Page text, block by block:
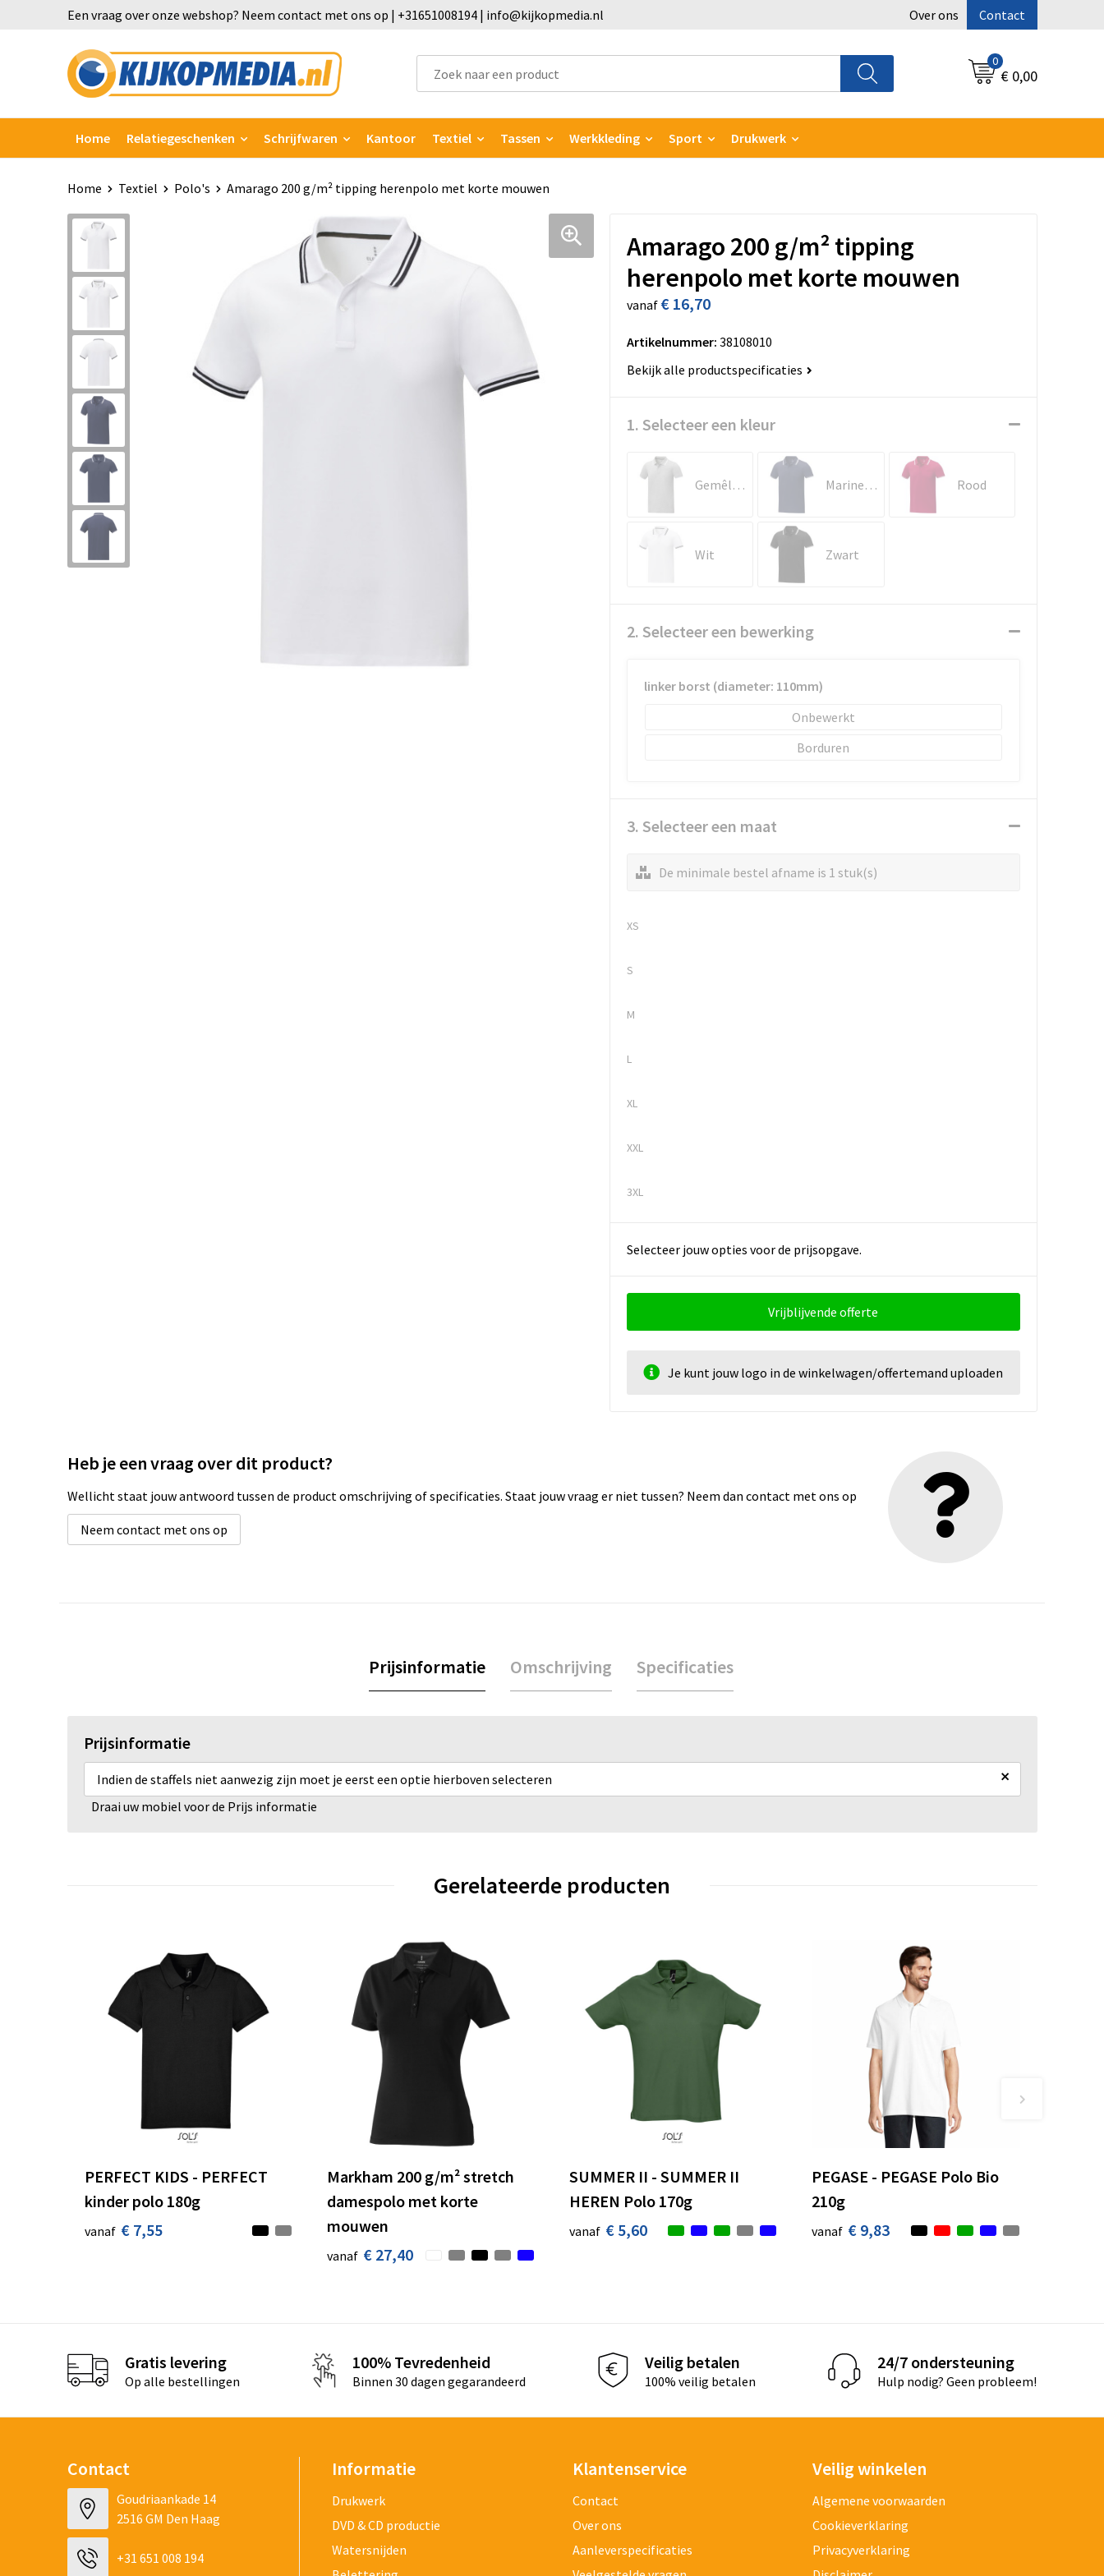
Een vraag over onze webshop? Neem contact met ons op | +31651008194 | info@kijkopmedia.nl Over ons Contact
0
€ 0,00
Home Relatiegeschenken Schrijfwaren Kantoor Textiel Tassen Werkkleding Sport Drukwerk
Home Textiel Polo's Amarago 200 g/m² tipping herenpolo met korte mouwen
Amarago 200 g/m² tipping
herenpolo met korte mouwen
vanaf € 16,70
Artikelnummer: 38108010
Bekijk alle productspecificaties
1. Selecteer een kleur
Gemêleerd grijs Marineblauw Rood
Wit Zwart
2. Selecteer een bewerking
linker borst (diameter: 110mm)
Onbewerkt
Borduren
3. Selecteer een maat
De minimale bestel afname is 1 stuk(s)
XS
S
M
L
XL
XXL
3XL
Selecteer jouw opties voor de prijsopgave.
Vrijblijvende offerte
Je kunt jouw logo in de winkelwagen/offertemand uploaden
Heb je een vraag over dit product?
Wellicht staat jouw antwoord tussen de product omschrijving of specificaties. Staat jouw vraag er niet tussen? Neem dan contact met ons op
Neem contact met ons op
Prijsinformatie Omschrijving Specificaties
Prijsinformatie
Indien de staffels niet aanwezig zijn moet je eerst een optie hierboven selecteren ×
Draai uw mobiel voor de Prijs informatie
Gerelateerde producten
PERFECT KIDS - PERFECT
kinder polo 180g
vanaf € 7,55
Markham 200 g/m² stretch
damespolo met korte
mouwen
vanaf € 27,40
SUMMER II - SUMMER II
HEREN Polo 170g
vanaf € 5,60
PEGASE - PEGASE Polo Bio
210g
vanaf € 9,83
Gratis levering
Op alle bestellingen
100% Tevredenheid
Binnen 30 dagen gegarandeerd
Veilig betalen
100% veilig betalen
24/7 ondersteuning
Hulp nodig? Geen probleem!
Contact
Goudriaankade 14
2516 GM Den Haag
+31 651 008 194
Informatie
Drukwerk
DVD & CD productie
Watersnijden
Klantenservice
Contact
Over ons
Aanleverspecificaties
Veilig winkelen
Algemene voorwaarden
Cookieverklaring
Privacyverklaring